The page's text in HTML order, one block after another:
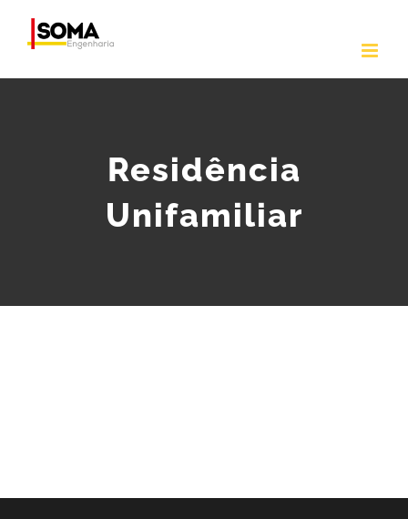
o
Residência
Unifamiliar